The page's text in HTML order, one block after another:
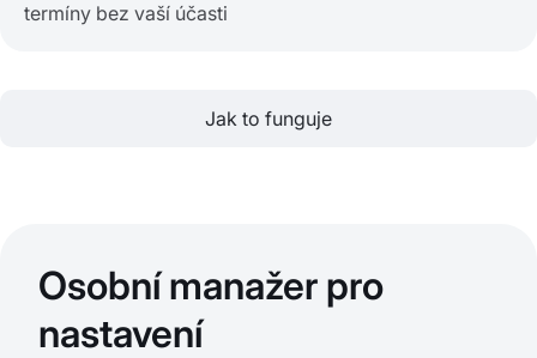
termíny bez vaší účasti
Jak to funguje
Osobní manažer pro
nastavení